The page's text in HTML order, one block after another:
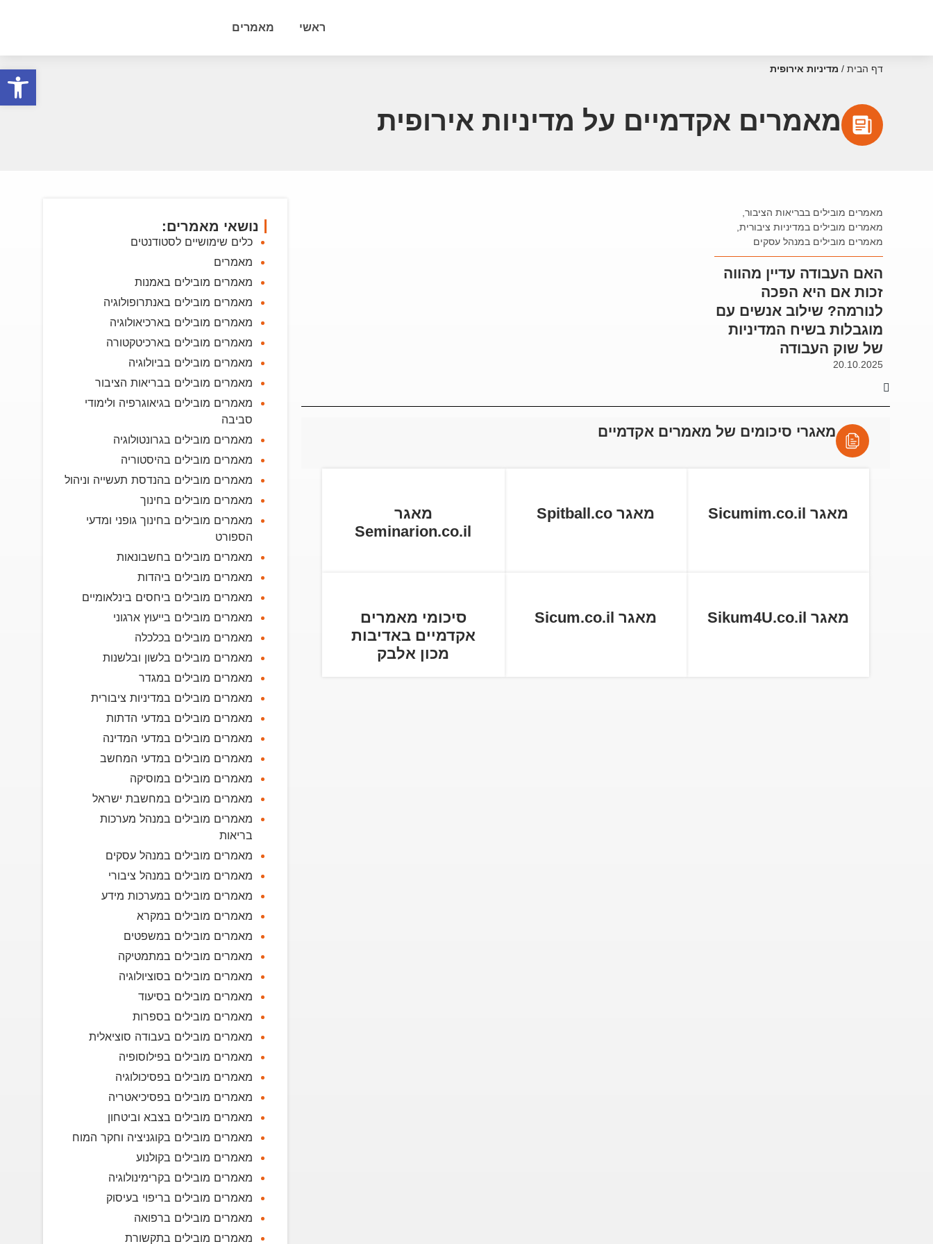
ראשי מאמרים
דף הבית / מדיניות אירופית
מאמרים אקדמיים על מדיניות אירופית
מאמרים מובילים בבריאות הציבור
מאמרים מובילים במדיניות ציבורית
מאמרים מובילים במנהל עסקים
האם העבודה עדיין מהווה
זכות אם היא הפכה
לנורמה? שילוב אנשים עם
מוגבלות בשיח המדיניות
של שוק העבודה
20.10.2025
מאגרי סיכומים של מאמרים אקדמיים
מאגר Sicumim.co.il מאגר Spitball.co
מאגר
Seminarion.co.il
מאגר Sikum4U.co.il מאגר Sicum.co.il
סיכומי מאמרים
אקדמיים באדיבות
מכון אלבק
נושאי מאמרים:
כלים שימושיים לסטודנטים
מאמרים
מאמרים מובילים באמנות
מאמרים מובילים באנתרופולוגיה
מאמרים מובילים בארכיאולוגיה
מאמרים מובילים בארכיטקטורה
מאמרים מובילים בביולוגיה
מאמרים מובילים בבריאות הציבור
מאמרים מובילים בגיאוגרפיה ולימודי
סביבה
מאמרים מובילים בגרונטולוגיה
מאמרים מובילים בהיסטוריה
מאמרים מובילים בהנדסת תעשייה וניהול
מאמרים מובילים בחינוך
מאמרים מובילים בחינוך גופני ומדעי
הספורט
מאמרים מובילים בחשבונאות
מאמרים מובילים ביהדות
מאמרים מובילים ביחסים בינלאומיים
מאמרים מובילים בייעוץ ארגוני
מאמרים מובילים בכלכלה
מאמרים מובילים בלשון ובלשנות
מאמרים מובילים במגדר
מאמרים מובילים במדיניות ציבורית
מאמרים מובילים במדעי הדתות
מאמרים מובילים במדעי המדינה
מאמרים מובילים במדעי המחשב
מאמרים מובילים במוסיקה
מאמרים מובילים במחשבת ישראל
מאמרים מובילים במנהל מערכות
בריאות
מאמרים מובילים במנהל עסקים
מאמרים מובילים במנהל ציבורי
מאמרים מובילים במערכות מידע
מאמרים מובילים במקרא
מאמרים מובילים במשפטים
מאמרים מובילים במתמטיקה
מאמרים מובילים בסוציולוגיה
מאמרים מובילים בסיעוד
מאמרים מובילים בספרות
מאמרים מובילים בעבודה סוציאלית
מאמרים מובילים בפילוסופיה
מאמרים מובילים בפסיכולוגיה
מאמרים מובילים בפסיכיאטריה
מאמרים מובילים בצבא וביטחון
מאמרים מובילים בקוגניציה וחקר המוח
מאמרים מובילים בקולנוע
מאמרים מובילים בקרימינולוגיה
מאמרים מובילים בריפוי בעיסוק
מאמרים מובילים ברפואה
מאמרים מובילים בתקשורת
פתח